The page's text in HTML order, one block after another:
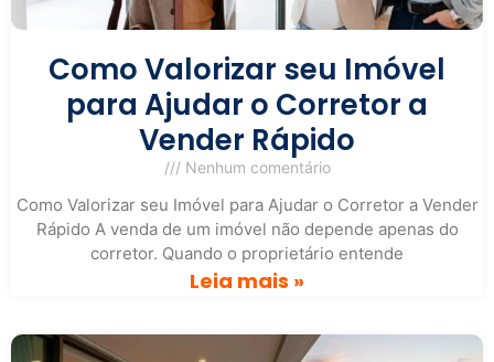
Como Valorizar seu Imóvel
para Ajudar o Corretor a
Vender Rápido
Nenhum comentário
Como Valorizar seu Imóvel para Ajudar o Corretor a Vender
Rápido A venda de um imóvel não depende apenas do
corretor. Quando o proprietário entende
Leia mais »